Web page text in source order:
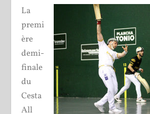
La
premi
ère
demi-
finale
du
Cesta
All